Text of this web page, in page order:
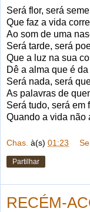
Será flor, será
Que faz a vida
Ao som de uma
Será tarde, será
Que a luz na sua
Dê a alma que é
Será nada, será
As palavras de
Será tudo, será em
Quando a vida não
Chas. à(s) 01:23
Partilhar
RECÉM-